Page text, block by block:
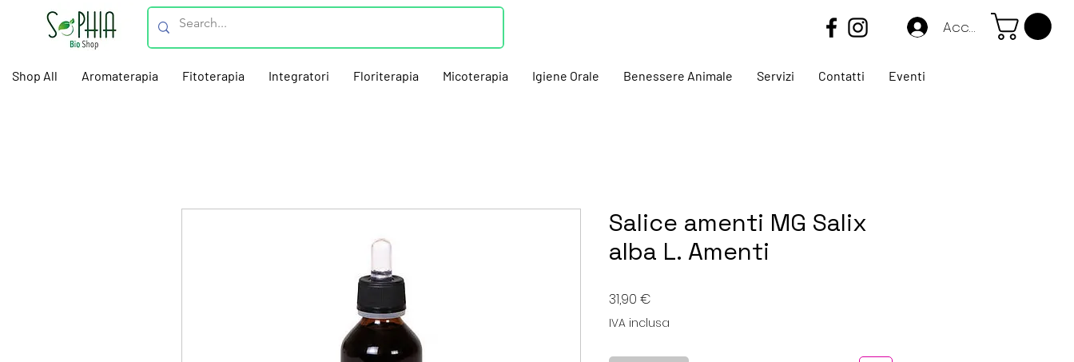
Accedi
Shop All Aromaterapia Fitoterapia Integratori Floriterapia Micoterapia Igiene Orale Benessere Animale Servizi Contatti Eventi
Salice amenti MG Salix
alba L. Amenti
31,90 €
IVA inclusa